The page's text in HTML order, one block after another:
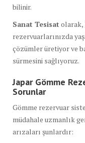
bilinir.
Sanat Tesisat olarak,
rezervuarlarınızda
çözümler üretiyor ve
sürmesini sağlıyoruz.
Japar Gömme
Sorunlar
Gömme rezervuar
müdahale uzmanlık
arızaları şunlardır: